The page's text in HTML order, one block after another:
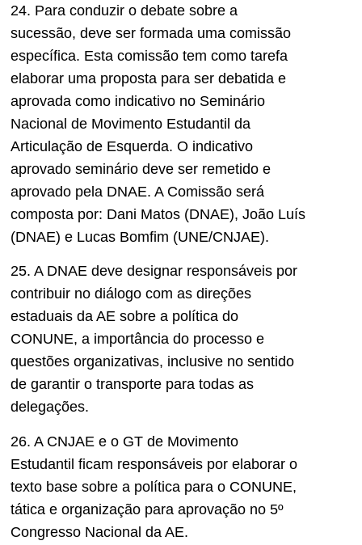
24. Para conduzir o debate sobre a
sucessão, deve ser formada uma comissão
específica. Esta comissão tem como tarefa
elaborar uma proposta para ser debatida e
aprovada como indicativo no Seminário
Nacional de Movimento Estudantil da
Articulação de Esquerda. O indicativo
aprovado seminário deve ser remetido e
aprovado pela DNAE. A Comissão será
composta por: Dani Matos (DNAE), João Luís
(DNAE) e Lucas Bomfim (UNE/CNJAE).
25. A DNAE deve designar responsáveis por
contribuir no diálogo com as direções
estaduais da AE sobre a política do
CONUNE, a importância do processo e
questões organizativas, inclusive no sentido
de garantir o transporte para todas as
delegações.
26. A CNJAE e o GT de Movimento
Estudantil ficam responsáveis por elaborar o
texto base sobre a política para o CONUNE,
tática e organização para aprovação no 5º
Congresso Nacional da AE.